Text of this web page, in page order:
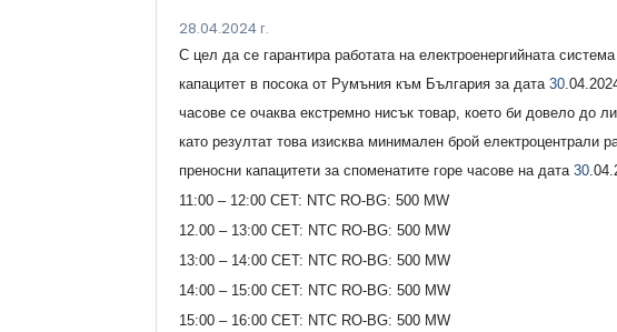
28.04.2024 г.
С цел да се гарантира работата на електроенергийната
капацитет в посока от Румъния към България за датa 30
часове се очаква екстремно нисък товар, което би довело до
като резултат това изисква минимален брой електроцентрали
преносни капацитети за споменатите горе часове на датa 30
11:00 – 12:00 CET: NTC RO-BG: 500 MW
12.00 – 13:00 CET: NTC RO-BG: 500 MW
13:00 – 14:00 CET: NTC RO-BG: 500 MW
14:00 – 15:00 CET: NTC RO-BG: 500 MW
15:00 – 16:00 CET: NTC RO-BG: 500 MW